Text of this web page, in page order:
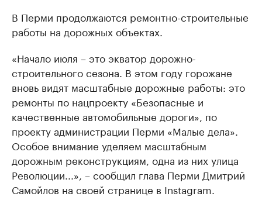
В Перми продолжаются ремонтно-строительные
работы на дорожных объектах.
«Начало июля – это экватор дорожно-
строительного сезона. В этом году горожане
вновь видят масштабные дорожные работы: это
ремонты по нацпроекту «Безопасные и
качественные автомобильные дороги», по
проекту администрации Перми «Малые дела».
Особое внимание уделяем масштабным
дорожным реконструкциям, одна из них улица
Революции...», – сообщил глава Перми Дмитрий
Самойлов на своей странице в Instagram.